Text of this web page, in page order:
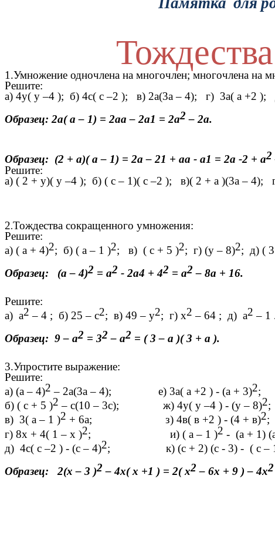
1.Умножение одночлена на многочлен; многочлена на
Решите:
а) 4у( у –4 ); б) 4с( с –2 ); в) 2а(3а – 4); г)
Образец: 2а( а – 1) = 2аа – 2а1 = 2а2 – 2а.
Образец: (2 + а)( а – 1) = 2а – 21 + аа - а1 = 2а -2 + а2
Решите:
а) ( 2 + у)( у –4 ); б) ( с – 1)( с –2 ); в)( 2 + а
2.Тождества сокращенного умножения:
Решите:
а) ( а + 4)2; б) ( а – 1 )2; в) ( с + 5 )2; г) (у – 8)2; д) (
Образец: (а – 4)2 = а2 - 2а4 + 42 = а2 – 8а + 16.
Решите:
а) а2 – 4 ; б) 25 – с2; в) 49 – у2; г) х2 – 64 ; д) а2 – 1
Образец: 9 – а2 = 32 – а2 = ( 3 – а )( 3 + а ).
3.Упростите выражение:
Решите:
а) (а – 4)2 – 2а(3а – 4); е) 3а( а +2 ) - (а + 3)2;
б) ( с + 5 )2 – с(10 – 3с); ж) 4у( у –4 ) - (у – 8)2;
в) 3( а – 1 )2 + 6а; з) 4в( в +2 ) - (4 + в)2;
г) 8х + 4( 1 – х )2; и) ( а – 1 )2 - (а + 1)
д) 4с( с –2 ) - (с – 4)2; к) (с + 2) (с - 3) - ( с –
Образец: 2(х – 3 )2 – 4х( х +1 ) = 2( х2 – 6х + 9 ) – 4х2